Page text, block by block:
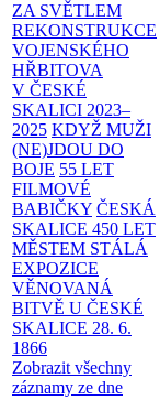
ZA SVĚTLEM
REKONSTRUKCE
VOJENSKÉHO
HŘBITOVA
V ČESKÉ
SKALICI 2023–
2025 KDYŽ MUŽI
(NE)JDOU DO
BOJE 55 LET
FILMOVÉ
BABIČKY ČESKÁ
SKALICE 450 LET
MĚSTEM STÁLÁ
EXPOZICE
VĚNOVANÁ
BITVĚ U ČESKÉ
SKALICE 28. 6.
1866
Zobrazit všechny
záznamy ze dne